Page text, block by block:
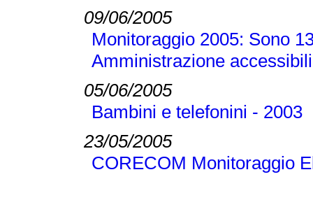
09/06/2005
Monitoraggio 2005: Sono
Amministrazione accessibili
05/06/2005
Bambini e telefonini - 2003
23/05/2005
CORECOM Monitoraggio